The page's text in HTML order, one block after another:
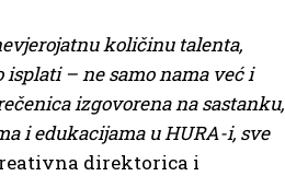
količinu talenta,
– ne samo nama već i
izgovorena na sastanku,
i edukacijama u HURA-i, sve
direktorica i